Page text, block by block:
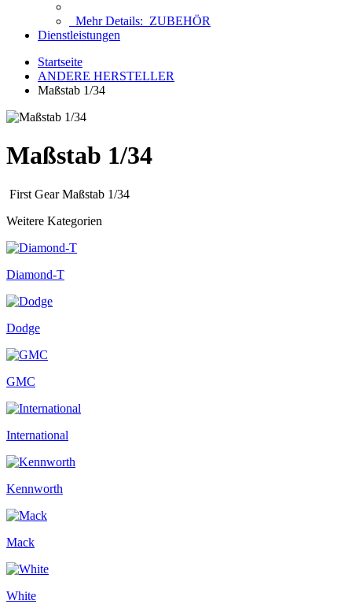
Mehr Details: ZUBEHÖR
Dienstleistungen
Startseite
ANDERE HERSTELLER
Maßstab 1/34
Maßstab 1/34
First Gear Maßstab 1/34
Weitere Kategorien
Diamond-T
Dodge
GMC
International
Kennworth
Mack
White